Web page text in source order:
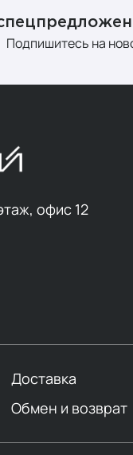
Подпишитесь на
офис 12
Доставка
Обмен и возврат